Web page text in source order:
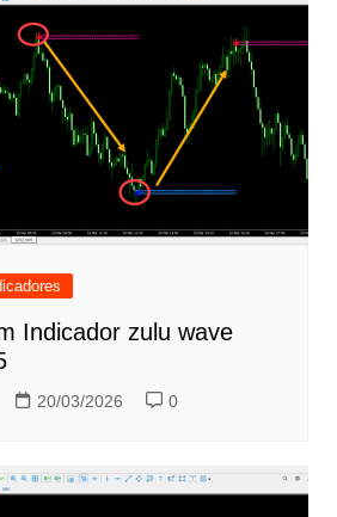
Indicador zulu wave
20/03/2026 0